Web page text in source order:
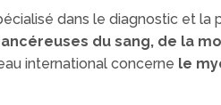
dans le diagnostic et la
du sang, de la
international concerne le